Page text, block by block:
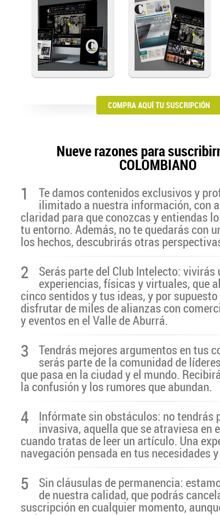
COMPRA AQUÍ TU SUSCRIPCIÓN
Nueve razones para
COLOMBIANO
1 Te damos contenidos exclusivos y
ilimitado a nuestra información, con
claridad para que conozcas y entiendas
tu entorno. Además, no te quedarás con
los hechos, descubrirás otras
2 Serás parte del Club Intelecto: vivirás
experiencias, físicas y virtuales, que
cinco sentidos y tus ideas, y por
disfrutar de miles de alianzas con
y eventos en el Valle de Aburrá.
3 Tendrás mejores argumentos en tus
serás parte de la comunidad de
que pasa en la ciudad y el mundo.
la confusión y los rumores que abundan.
4 Infórmate sin obstáculos: no tendrás
invasiva, aquella que se atraviesa en
cuando tratas de leer un artículo. Una
navegación pensada en tus necesidades
5 Sin cláusulas de permanencia:
de nuestra calidad, que podrás
suscripción en cualquier momento,